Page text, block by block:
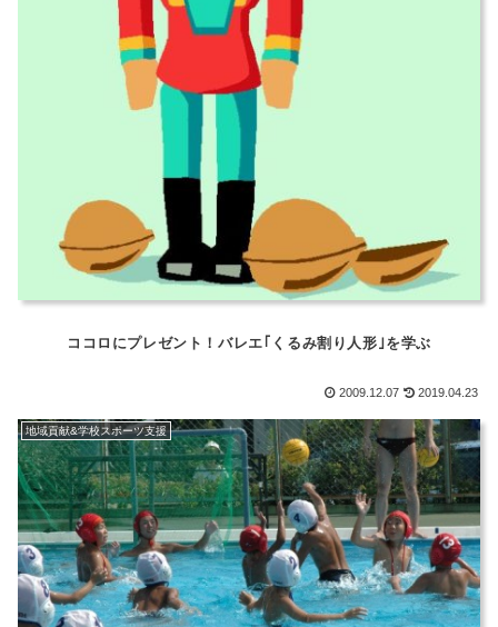
ココロにプレゼント！バレエ｢くるみ割り人形｣を学ぶ
2009.12.07 2019.04.23
地域貢献&学校スポーツ支援